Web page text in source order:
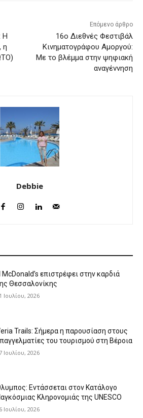
Η
η
Επόμενο άρθρο
16ο Διεθνές Φεστιβάλ
Κινηματογράφου Αμοργού:
Με το βλέμμα στην ψηφιακή
αναγέννηση
Debbie
McDonald’s επιστρέφει στην καρδιά
Θεσσαλονίκης
Ιουλίου, 2026
Trails: Σήμερα η παρουσίαση στους
του τουρισμού στη Βέροια
Ιουλίου, 2026
Εντάσσεται στον Κατάλογο
Κληρονομιάς της UNESCO
Ιουλίου, 2026